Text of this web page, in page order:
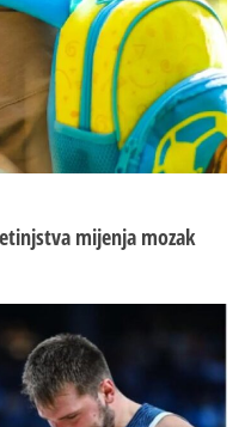
mijenja mozak